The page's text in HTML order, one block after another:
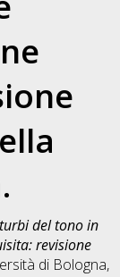
del tono in
revisione
di Bologna,